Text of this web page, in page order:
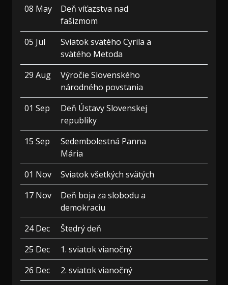
08 May
Deň víťazstva nad
fašizmom
05 Jul
Sviatok svätého Cyrila a
svätého Metoda
29 Aug
Výročie Slovenského
národného povstania
01 Sep
Deň Ústavy Slovenskej
republiky
15 Sep
Sedembolestná Panna
Mária
01 Nov
Sviatok všetkých svätých
17 Nov
Deň boja za slobodu a
demokraciu
24 Dec
Štedrý deň
25 Dec
1. sviatok vianočný
26 Dec
2. sviatok vianočný